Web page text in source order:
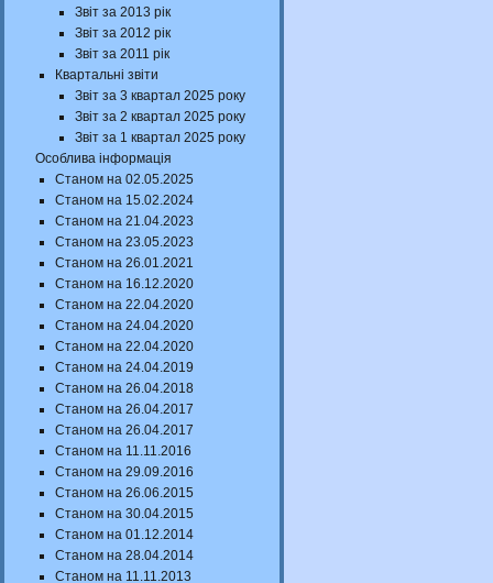
Звіт за 2013 рік
Звіт за 2012 рік
Звіт за 2011 рік
Квартальні звіти
Звіт за 3 квартал 2025 року
Звіт за 2 квартал 2025 року
Звіт за 1 квартал 2025 року
Особлива інформація
Станом на 02.05.2025
Станом на 15.02.2024
Станом на 21.04.2023
Станом на 23.05.2023
Станом на 26.01.2021
Станом на 16.12.2020
Станом на 22.04.2020
Станом на 24.04.2020
Станом на 22.04.2020
Станом на 24.04.2019
Станом на 26.04.2018
Станом на 26.04.2017
Станом на 26.04.2017
Станом на 11.11.2016
Станом на 29.09.2016
Станом на 26.06.2015
Станом на 30.04.2015
Станом на 01.12.2014
Станом на 28.04.2014
Станом на 11.11.2013